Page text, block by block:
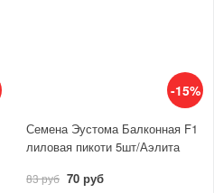
-15%
Семена Эустома Балконная F1
лиловая пикоти 5шт/Аэлита
83 руб 70 руб